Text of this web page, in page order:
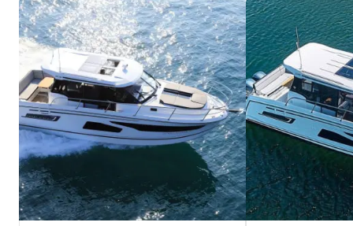
Extras:
- Hafensteuer nicht inbegriffen – 10 € pro Person
- Kapitän und Treibstoff inbegriffen
Buchen Sie jetzt Ihren Sunset Adrenaline Rush für ein
unvergessliches Hochgeschwindigkeitsabenteuer
und den schönsten Sonnenuntergang über der
apulischen Küste!